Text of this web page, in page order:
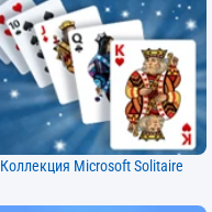
Коллекция Microsoft Solitaire